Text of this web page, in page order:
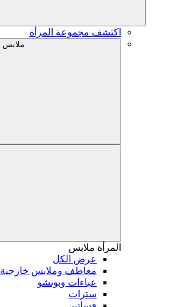
اكتشف مجموعة المرأة
ملابس
المرأة ملابس
عرض الكل
معاطف وملابس خارجية
عباءات وبونشو
سترات